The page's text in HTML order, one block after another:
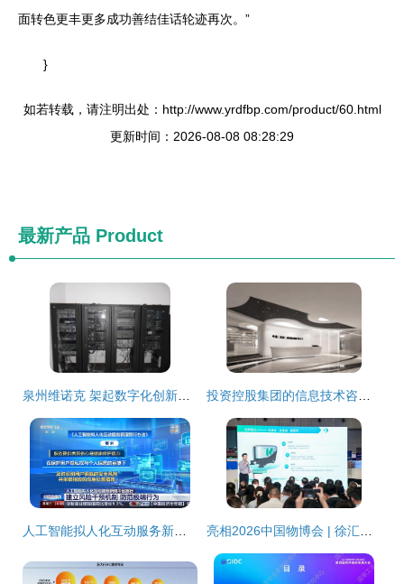
面转色更丰更多成功善结佳话轮迹再次。”
}
如若转载，请注明出处：http://www.yrdfbp.com/product/60.html
更新时间：2026-08-08 08:28:29
最新产品 Product